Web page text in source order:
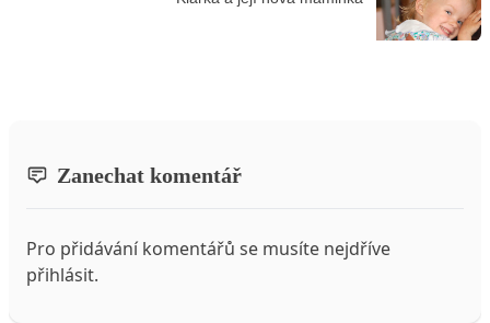
Zanechat komentář
Pro přidávání komentářů se musíte nejdříve
přihlásit.